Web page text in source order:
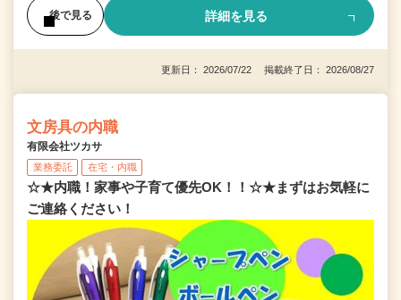
後で見る 詳細を見る
更新日： 2026/07/22 掲載終了日： 2026/08/27
文房具の内職
有限会社ツカサ
業務委託 在宅・内職
☆★内職！家事や子育て優先OK！！☆★まずはお気軽に
ご連絡ください！